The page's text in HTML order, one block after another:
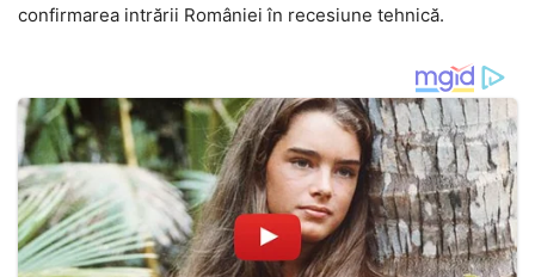
confirmarea intrării României în recesiune tehnică.